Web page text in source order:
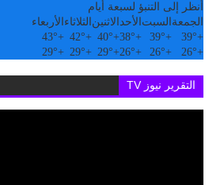
أنظر إلى التنبؤ لسبعة أيام
الجمعة السبت الأحد الاثنين الثلاثاء الأربعاء
+
39°
+
39°
+
38°
+
40°
+
42°
+
43°
+
26°
+
26°
+
26°
+
29°
+
29°
+
29°
التقرير نيوز TV